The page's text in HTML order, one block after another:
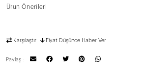
Ürün Önerileri
Karşılaştır Fiyat Düşünce Haber Ver
Paylaş :